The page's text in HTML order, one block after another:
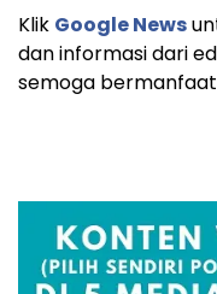
Klik Google News
dan informasi dari
semoga